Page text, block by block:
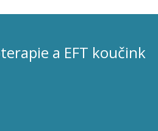
a EFT koučink